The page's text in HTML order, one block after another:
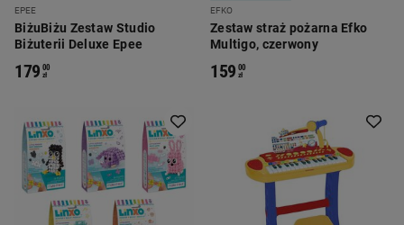
EPEE
BiżuBiżu Zestaw Studio
Biżuterii Deluxe Epee
179 00
zł
EFKO
Zestaw straż pożarna Efko
Multigo, czerwony
159 00
zł